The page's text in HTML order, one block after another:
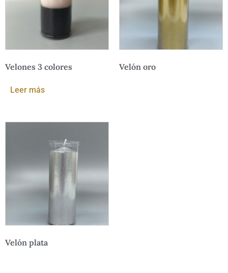
Velones 3 colores
Leer más
Velón oro
Velón plata